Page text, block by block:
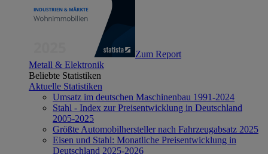
Zum Report
Metall & Elektronik
Beliebte Statistiken
Aktuelle Statistiken
Umsatz im deutschen Maschinenbau 1991-2024
Stahl - Index zur Preisentwicklung in Deutschland
2005-2025
Größte Automobilhersteller nach Fahrzeugabsatz 2025
Eisen und Stahl: Monatliche Preisentwicklung in
Deutschland 2025-2026